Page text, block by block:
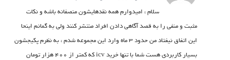
سلام ، امیدوارم همه نقدهایشون منصفانه باشه و نکات
مثبت و منفی را به قصد آگاهی دادن افراد منتشر کنند ولی به گمانم اینحا
این اتفاق نیفتاد من حدود 3 ماه وارد این مجموعه شدم ، به نظرم پکیجشون
بسیار کاربردی هست شما با تنها خرید icv که کمتر از 400 هزار تومان